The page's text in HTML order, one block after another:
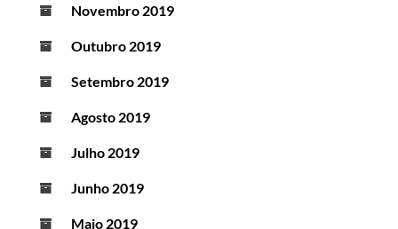
Novembro 2019
Outubro 2019
Setembro 2019
Agosto 2019
Julho 2019
Junho 2019
Maio 2019